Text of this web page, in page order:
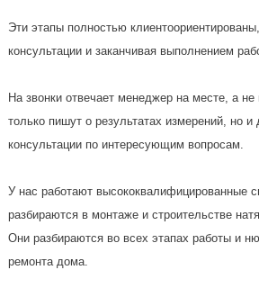
Эти этапы полностью
консультации и заканчивая выполнением
На звонки отвечает менеджер на месте, а
только пишут о результатах измерений, но
консультации по интересующим вопросам.
У нас работают высококвалифицированные
разбираются в монтаже и строительстве
Они разбираются во всех этапах работы и
ремонта дома.